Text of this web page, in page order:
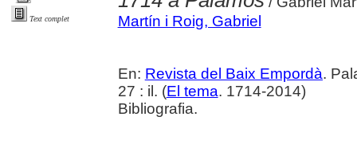
Text complet
Martín i Roig, Gabriel
En: Revista del Baix Empordà.
27 : il. (El tema. 1714-2014)
Bibliografia.